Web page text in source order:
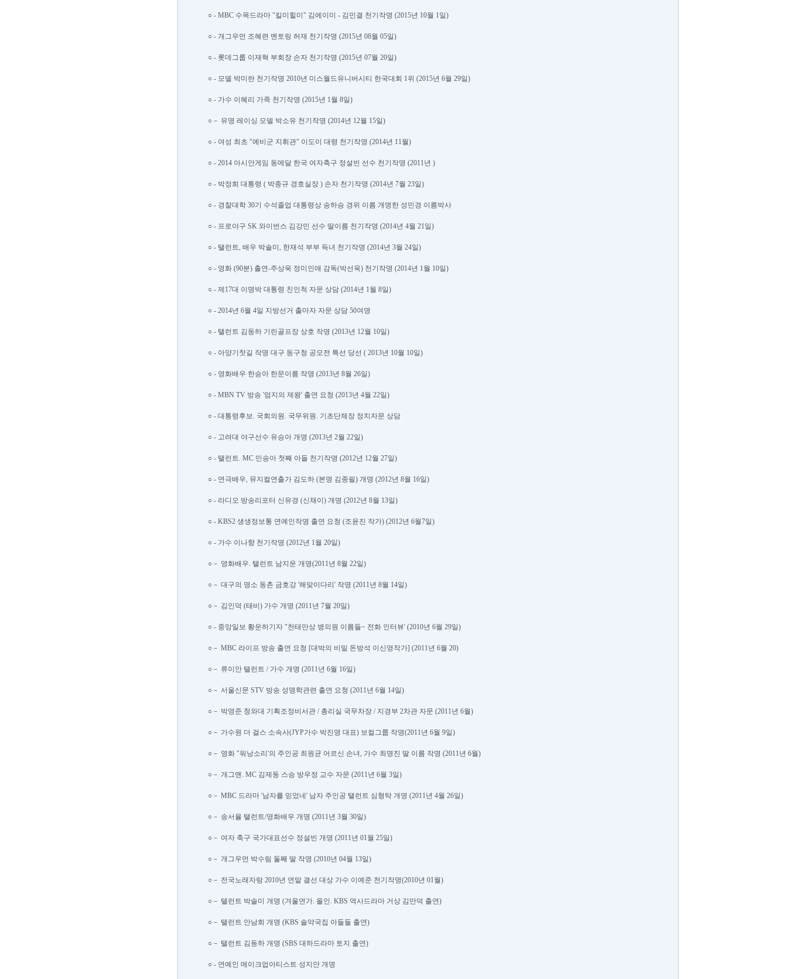
○ - MBC 수목드라마 "킬미힐미" 김에이미 - 김민결 천기작명 (2015년 10월 1일)
○ - 개그우먼 조혜련 멘토링 허재 천기작명 (2015년 08월 05일)
○ - 롯데그룹 이재혁 부회장 손자 천기작명 (2015년 07월 20일)
○ - 모델 박미란 천기작명 2010년 미스월드유니버시티 한국대회 1위 (2015년 6월 29일)
○ - 가수 이혜리 가족 천기작명 (2015년 1월 8일)
○－ 유명 레이싱 모델 박소유 천기작명 (2014년 12월 15일)
○ - 여성 최초 "예비군 지휘관" 이도이 대령 천기작명 (2014년 11월)
○ - 2014 아시안게임 동메달 한국 여자축구 정설빈 선수 천기작명 (2011년 )
○ - 박정희 대통령 ( 박종규 경호실장 ) 손자 천기작명 (2014년 7월 23일)
○ - 경찰대학 30기 수석졸업 대통령상 송하승 경위 이름 개명한 성민경 이름박사
○ - 프로야구 SK 와이번스 김강민 선수 딸이름 천기작명 (2014년 4월 21일)
○ - 탤런트, 배우 박솔미, 한재석 부부 득녀 천기작명 (2014년 3월 24일)
○ - 영화 (90분) 출연-주상욱 정미인애 감독(박선욱) 천기작명 (2014년 1월 10일)
○ - 제17대 이명박 대통령 친인척 자문 상담 (2014년 1월 8일)
○ - 2014년 6월 4일 지방선거 출마자 자문 상담 50여명
○ - 탤런트 김동하 기린골프장 상호 작명 (2013년 12월 10일)
○ - 아양기찻길 작명 대구 동구청 공모전 특선 당선 ( 2013년 10월 10일)
○ - 영화배우 한승아 한문이름 작명 (2013년 8월 26일)
○ - MBN TV 방송 '엄지의 제왕' 출연 요청 (2013년 4월 22일)
○ - 대통령후보. 국회의원. 국무위원. 기초단체장 정치자문 상담
○ - 고려대 야구선수 유승아 개명 (2013년 2월 22일)
○ - 탤런트. MC 민송아 첫째 아들 천기작명 (2012년 12월 27일)
○ - 연극배우, 뮤지컬연출가 김도하 (본명 김종필) 개명 (2012년 8월 16일)
○ - 라디오 방송리포터 신유경 (신채이) 개명 (2012년 8월 13일)
○ - KBS2 생생정보통 연예인작명 출연 요청 (조윤진 작가) (2012년 6월7일)
○ - 가수 이나향 천기작명 (2012년 1월 20일)
○－ 영화배우. 탤런트 남지운 개명(2011년 8월 22일)
○－ 대구의 명소 동촌 금호강 '해맞이다리' 작명 (2011년 8월 14일)
○－ 김인덕 (태비) 가수 개명 (2011년 7월 20일)
○ - 중앙일보 황운하기자 "천태만상 병의원 이름들~ 전화 인터뷰' (2010년 6월 29일)
○－ MBC 라이프 방송 출연 요청 [대박의 비밀 돈방석 이신영작가] (2011년 6월 20)
○－ 류이안 탤런트 / 가수 개명 (2011년 6월 16일)
○－ 서울신문 STV 방송 성명학관련 출연 요청 (2011년 6월 14일)
○－ 박영준 청와대 기획조정비서관 / 총리실 국무차장 / 지경부 2차관 자문 (2011년 6월)
○－ 가수원 더 걸스 소속사(JYP가수 박진영 대표) 보컬그룹 작명(2011년 6월 9일)
○－ 영화 "워낭소리'의 주인공 최원균 어르신 손녀, 가수 최명진 딸 이름 작명 (2011년 6월)
○－ 개그맨. MC 김제동 스승 방우정 교수 자문 (2011년 6월 3일)
○－ MBC 드라마 '남자를 믿었네' 남자 주인공 탤런트 심형탁 개명 (2011년 4월 26일)
○－ 송서율 탤런트/영화배우 개명 (2011년 3월 30일)
○－ 여자 축구 국가대표선수 정설빈 개명 (2011년 01월 25일)
○－ 개그우먼 박수림 둘째 딸 작명 (2010년 04월 13일)
○－ 전국노래자랑 2010년 연말 결선 대상 가수 이예준 천기작명(2010년 01월)
○－ 탤런트 박솔미 개명 (겨울연가. 올인. KBS 역사드라마 거상 김만덕 출연)
○－ 탤런트 안남희 개명 (KBS 솔약국집 아들들 출연)
○－ 탤런트 김동하 개명 (SBS 대하드라마 토지 출연)
○ - 연예인 메이크업아티스트 성지안 개명